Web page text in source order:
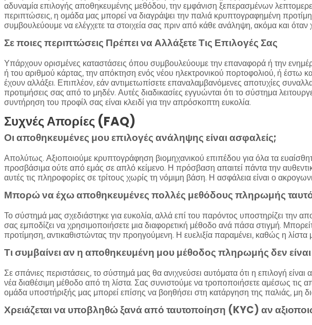
αδυναμία επιλογής αποθηκευμένης μεθόδου, την εμφάνιση ξεπερασμένων
περιπτώσεις, η ομάδα μας μπορεί να διαγράψει την παλιά κρυπτογραφημένη
συμβουλεύουμε να ελέγχετε τα στοιχεία σας πριν από κάθε ανάληψη, ακόμα και όταν
Σε ποιες περιπτώσεις Πρέπει να Αλλάξετε Τις Επιλογές Σας
Υπάρχουν ορισμένες καταστάσεις όπου συμβουλεύουμε την επαναφορά ή την
ή του αριθμού κάρτας, την απόκτηση ενός νέου ηλεκτρονικού πορτοφολιού, ή
έχουν αλλάξει. Επιπλέον, εάν αντιμετωπίσετε επαναλαμβανόμενες αποτυχίες
προτιμήσεις σας από το μηδέν. Αυτές διαδικασίες εγγυώνται ότι το σύστημα
συντήρηση του προφίλ σας είναι κλειδί για την απρόσκοπτη ευκολία.
Συχνές Απορίες (FAQ)
Οι αποθηκευμένες μου επιλογές ανάληψης είναι ασφαλείς;
Απολύτως. Αξιοποιούμε κρυπτογράφηση βιομηχανικού επιπέδου για όλα τα
προσβάσιμα ούτε από εμάς σε απλό κείμενο. Η πρόσβαση απαιτεί πάντα την
αυτές τις πληροφορίες σε τρίτους χωρίς τη νόμιμη βάση. Η ασφάλεια είναι ο
Μπορώ να έχω αποθηκευμένες πολλές μεθόδους πληρωμής
Το σύστημά μας σχεδιάστηκε για ευκολία, αλλά επί του παρόντος υποστηρίζει
σας εμποδίζει να χρησιμοποιήσετε μια διαφορετική μέθοδο ανά πάσα στιγμή.
προτίμηση, αντικαθιστώντας την προηγούμενη. Η ευελιξία παραμένει, καθώς η λίστα
Τι συμβαίνει αν η αποθηκευμένη μου μέθοδος πληρωμής δεν
Σε σπάνιες περιστάσεις, το σύστημά μας θα ανιχνεύσει αυτόματα ότι η επιλογή
νέα διαθέσιμη μέθοδο από τη λίστα. Σας συνιστούμε να τροποποιήσετε αμέσως τις
ομάδα υποστήριξής μας μπορεί επίσης να βοηθήσει στη κατάργηση της παλιάς, μη
Χρειάζεται να υποβληθώ ξανά από ταυτοποίηση (KYC) αν